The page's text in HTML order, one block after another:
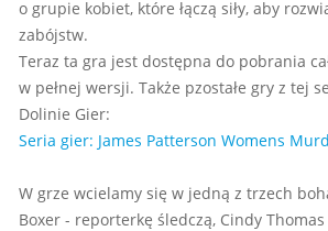
o grupie kobiet, które łączą siły, aby
zabójstw.
Teraz ta gra jest dostępna do pobrania
w pełnej wersji. Także pzostałe gry z tej
Dolinie Gier:
Seria gier: James Patterson Womens
W grze wcielamy się w jedną z trzech
Boxer - reporterkę śledczą, Cindy